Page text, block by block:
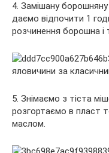
4. Замішану
даємо відпочити 1
розчинення борошна і
5. Знімаємо з тіста
розгортаємо в пласт
маслом.